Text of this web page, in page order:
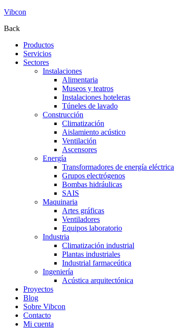
Vibcon
Back
Productos
Servicios
Sectores
Instalaciones
Alimentaria
Museos y teatros
Instalaciones hoteleras
Túneles de lavado
Construcción
Climatización
Aislamiento acústico
Ventilación
Ascensores
Energía
Transformadores de energía eléctrica
Grupos electrógenos
Bombas hidráulicas
SAIS
Maquinaria
Artes gráficas
Ventiladores
Equipos laboratorio
Industria
Climatización industrial
Plantas industriales
Industrial farmaceútica
Ingeniería
Acústica arquitectónica
Proyectos
Blog
Sobre Vibcon
Contacto
Mi cuenta